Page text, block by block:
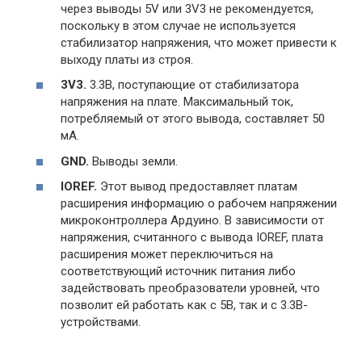
через выводы 5V или 3V3 не рекомендуется,
поскольку в этом случае не используется
стабилизатор напряжения, что может привести к
выходу платы из строя.
3V3. 3.3В, поступающие от стабилизатора
напряжения на плате. Максимальный ток,
потребляемый от этого вывода, составляет 50
мА.
GND. Выводы земли.
IOREF. Этот вывод предоставляет платам
расширения информацию о рабочем напряжении
микроконтроллера Ардуино. В зависимости от
напряжения, считанного с вывода IOREF, плата
расширения может переключиться на
соответствующий источник питания либо
задействовать преобразователи уровней, что
позволит ей работать как с 5В, так и с 3.3В-
устройствами.